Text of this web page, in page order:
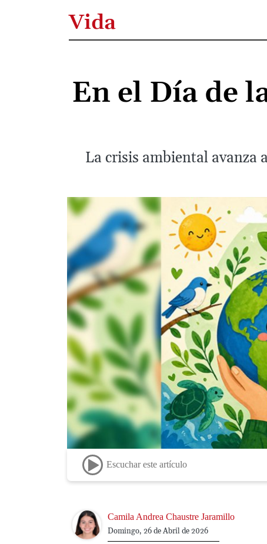
Vida
En el Día de
La crisis ambiental avanza
Escuchar este artículo
Image Camila Andrea Chaustre Jaramillo
Domingo, 26 de Abril de 2026